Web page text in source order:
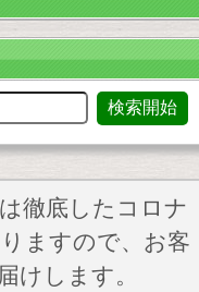
徹底したコロナ
ますので、お客
けします。